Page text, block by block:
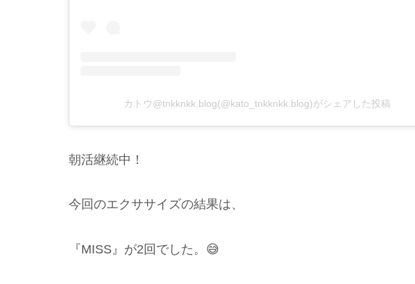
カトウ@tnkknkk.blog(@kato_tnkknkk.blog)がシェアした投稿
朝活継続中！
今回のエクササイズの結果は、
『MISS』が2回でした。😅